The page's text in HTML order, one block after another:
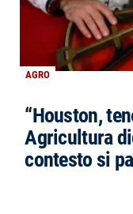
AGRO
“Houston,
Agricultura
contesto si